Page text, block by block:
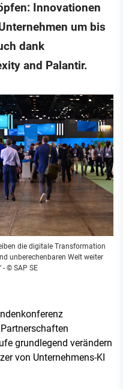
Innovationen
um bis
dank
and Palantir.
die digitale Transformation
unberechenbaren Welt weiter
- © SAP SE
grundlegend verändern
von Unternehmens-KI